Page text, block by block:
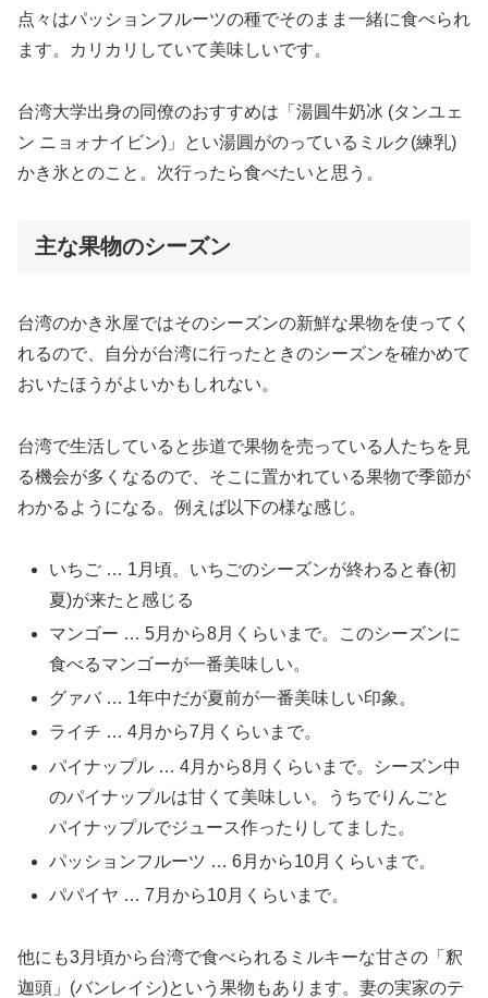
点々はパッションフルーツの種でそのまま一緒に食べられ
ます。カリカリしていて美味しいです。
台湾大学出身の同僚のおすすめは「湯圓牛奶冰 (タンユェ
ン ニョォナイビン)」とい湯圓がのっているミルク(練乳)
かき氷とのこと。次行ったら食べたいと思う。
主な果物のシーズン
台湾のかき氷屋ではそのシーズンの新鮮な果物を使ってく
れるので、自分が台湾に行ったときのシーズンを確かめて
おいたほうがよいかもしれない。
台湾で生活していると歩道で果物を売っている人たちを見
る機会が多くなるので、そこに置かれている果物で季節が
わかるようになる。例えば以下の様な感じ。
いちご … 1月頃。いちごのシーズンが終わると春(初
夏)が来たと感じる
マンゴー … 5月から8月くらいまで。このシーズンに
食べるマンゴーが一番美味しい。
グァバ … 1年中だが夏前が一番美味しい印象。
ライチ … 4月から7月くらいまで。
パイナップル … 4月から8月くらいまで。シーズン中
のパイナップルは甘くて美味しい。うちでりんごと
パイナップルでジュース作ったりしてました。
パッションフルーツ … 6月から10月くらいまで。
パパイヤ … 7月から10月くらいまで。
他にも3月頃から台湾で食べられるミルキーな甘さの「釈
迦頭」(バンレイシ)という果物もあります。妻の実家のテ